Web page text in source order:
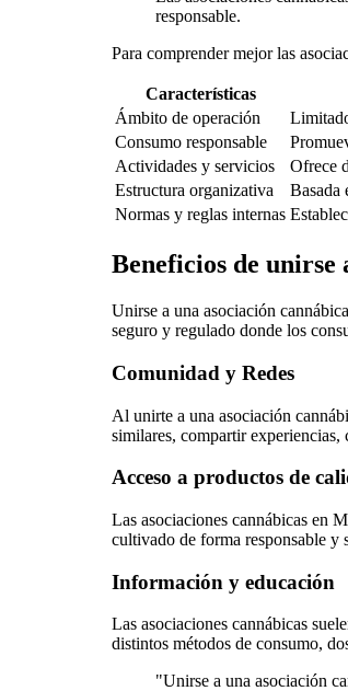
responsable.
Para comprender mejor las
Características
Ámbito de operación
Consumo responsable
Actividades y servicios
Ofrece
Estructura organizativa
Basada
Normas y reglas internas
Beneficios de unirse
Unirse a una asociación
seguro y regulado donde los
Comunidad y Redes
Al unirte a una asociación
similares, compartir
Acceso a productos de
Las asociaciones cannábicas en
cultivado de forma responsable y
Información y educación
Las asociaciones cannábicas
distintos métodos de consumo,
"Unirse a una asociación